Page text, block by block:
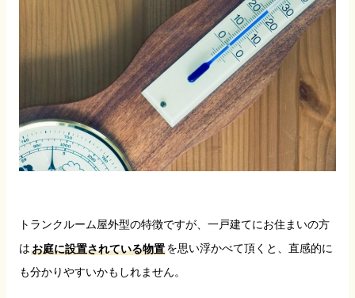
トランクルーム屋外型の特徴ですが、一戸建てにお住まいの方
はお庭に設置されている物置を思い浮かべて頂くと、直感的に
も分かりやすいかもしれません。